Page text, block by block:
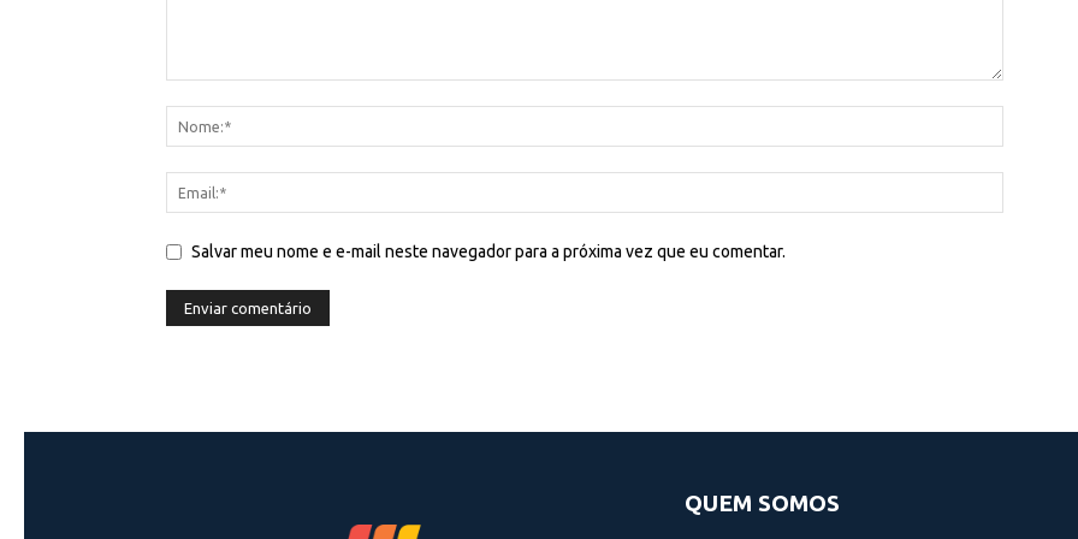
Salvar meu nome e e-mail neste navegador para a próxima vez que eu comentar.
QUEM SOMOS